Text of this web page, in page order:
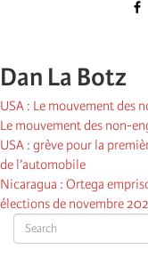
Search
Dan La Botz
USA : Le mouvement des
Le mouvement des non-
USA : grève pour la
de l’automobile
Nicaragua : Ortega
élections de novembre